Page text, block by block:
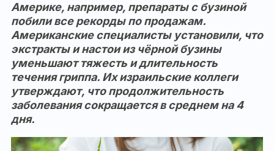
Америке, например, препараты с бузиной
побили все рекорды по продажам.
Американские специалисты установили, что
экстракты и настои из чёрной бузины
уменьшают тяжесть и длительность
течения гриппа. Их израильские коллеги
утверждают, что продолжительность
заболевания сокращается в среднем на 4
дня.